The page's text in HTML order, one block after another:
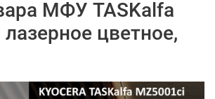
МФУ TASKalfa
цветное,